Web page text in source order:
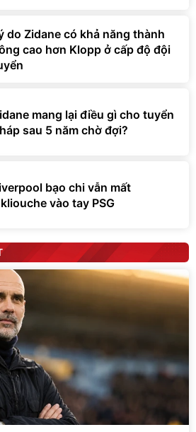
do Zidane có khả năng thành
cao hơn Klopp ở cấp độ đội
mang lại điều gì cho tuyển
sau 5 năm chờ đợi?
bạo chi vẫn mất
vào tay PSG